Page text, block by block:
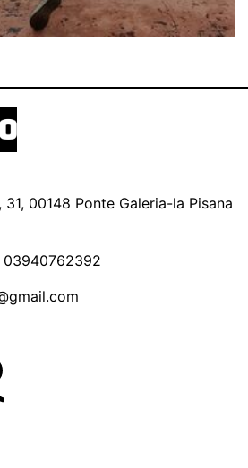
00148 Ponte Galeria-la Pisana
03940762392